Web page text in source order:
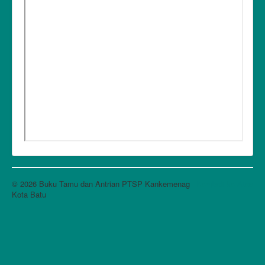
© 2026 Buku Tamu dan Antrian PTSP Kankemenag
Kota Batu